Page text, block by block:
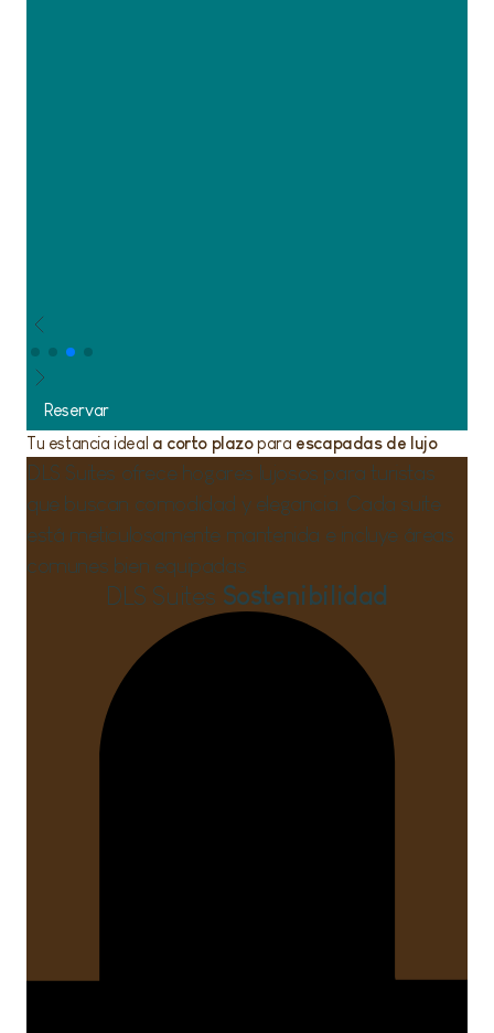
Reservar
Tu estancia ideal a corto plazopara escapadas de lujo
DLS Suites ofrece hogares lujosos para turistas
que buscan comodidad y elegancia. Cada suite
está meticulosamente mantenida e incluye áreas
comunes bien equipadas.
DLS Suites Sostenibilidad